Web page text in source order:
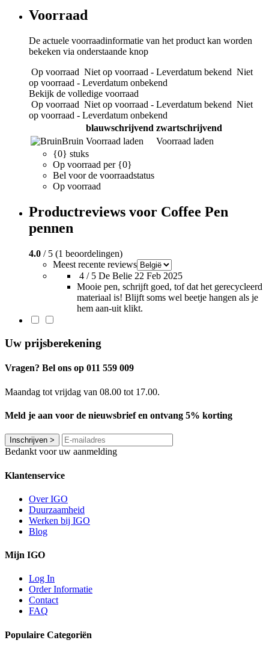
Voorraad
De actuele voorraadinformatie van het product kan worden
bekeken via onderstaande knop
Op voorraad Niet op voorraad - Leverdatum bekend Niet
op voorraad - Leverdatum onbekend
Bekijk de volledige voorraad
Op voorraad Niet op voorraad - Leverdatum bekend Niet
op voorraad - Leverdatum onbekend
blauwschrijvend zwartschrijvend
Bruin Voorraad laden
Voorraad laden
{0} stuks
Op voorraad per {0}
Bel voor de voorraadstatus
Op voorraad
Productreviews voor Coffee Pen
pennen
4.0 / 5 (1 beoordelingen)
Meest recente reviews
4 / 5 De Belie 22 Feb 2025
Mooie pen, schrijft goed, tof dat het gerecycleerd
materiaal is! Blijft soms wel beetje hangen als je
hem aan-uit klikt.
Uw prijsberekening
Vragen? Bel ons op 011 559 009
Maandag tot vrijdag van 08.00 tot 17.00.
Meld je aan voor de nieuwsbrief en ontvang 5% korting
Inschrijven >
Bedankt voor uw aanmelding
Klantenservice
Over IGO
Duurzaamheid
Werken bij IGO
Blog
Mijn IGO
Log In
Order Informatie
Contact
FAQ
Populaire Categoriën